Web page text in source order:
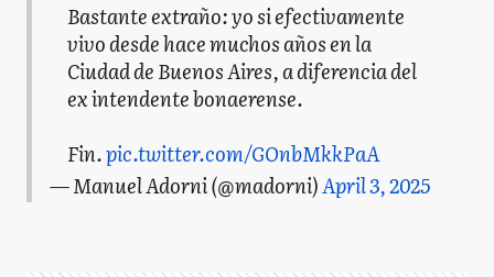
Bastante extraño: yo si efectivamente
vivo desde hace muchos años en la
Ciudad de Buenos Aires, a diferencia del
ex intendente bonaerense.
Fin.pic.twitter.com/GOnbMkkPaA
— Manuel Adorni (@madorni)April 3, 2025